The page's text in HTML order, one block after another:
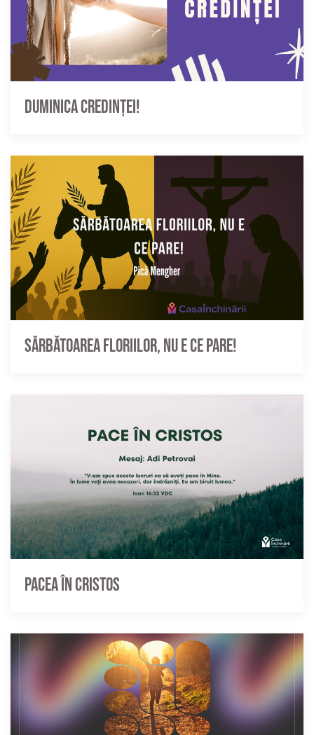
Duminica credinței!
Sărbătoarea Floriilor, nu e ce pare!
Pacea în Cristos